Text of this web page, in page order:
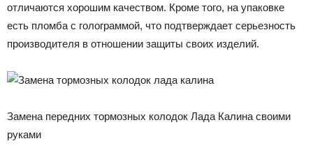
отличаются хорошим качеством. Кроме того, на упаковке
есть пломба с голограммой, что подтверждает серьезность
производителя в отношении защиты своих изделий.
Замена передних тормозных колодок Лада Калина своими
руками